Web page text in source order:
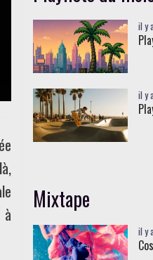
il y
il y
Mixtape
il y